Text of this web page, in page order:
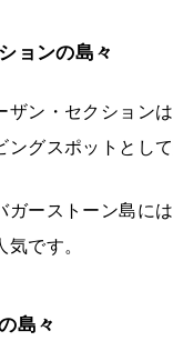
ョンの島々
ン・セクション
グスポットとし
ガーストーン島に
です。
島々